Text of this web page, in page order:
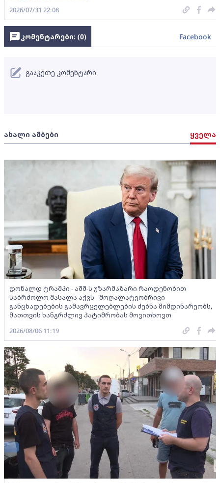
2026/07/31 22:08
ახალი ამბები ყველა
დონალდ ტრამპი - აშშ-ს უზარმაზარი რაოდენობით
საბრძოლო მასალა აქვს - მოღალატეობრივი
განცხადებების გამავრცელებლების ძებნა მიმდინარეობს,
მათთვის ხანგრძლივ პატიმრობას მოვითხოვთ
2026/08/06 11:19
კომენტარები: (0) Facebook
გააკეთე კომენტარი